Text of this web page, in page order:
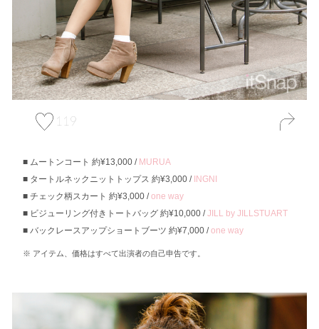
119
ムートンコート 約¥13,000 / MURUA
タートルネックニットトップス 約¥3,000 / INGNI
チェック柄スカート 約¥3,000 /one way
ビジューリング付きトートバッグ 約¥10,000 /JILL by JILLSTUART
バックレースアップショートブーツ 約¥7,000 /one way
アイテム、価格はすべて出演者の自己申告です。